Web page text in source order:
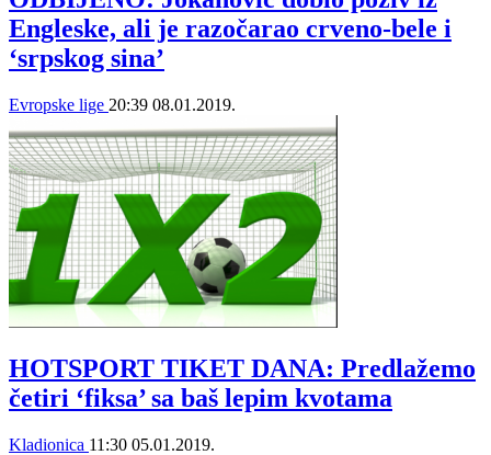
Engleske, ali je razočarao crveno-bele i
‘srpskog sina’
Evropske lige 20:39 08.01.2019.
HOTSPORT TIKET DANA: Predlažemo
četiri ‘fiksa’ sa baš lepim kvotama
Kladionica 11:30 05.01.2019.